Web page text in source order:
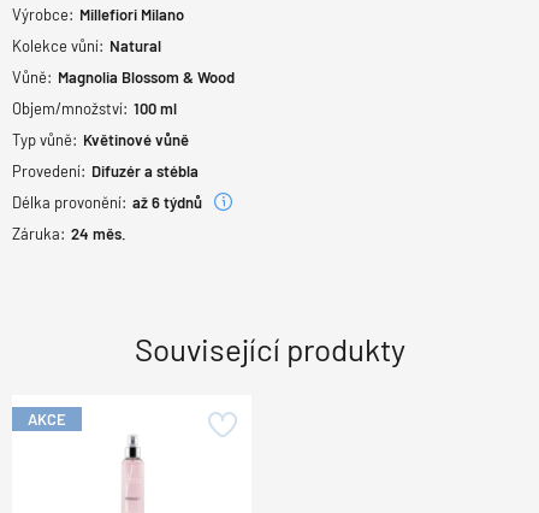
Výrobce: Millefiori Milano
Kolekce vůní: Natural
Vůně: Magnolia Blossom & Wood
Objem/množství: 100 ml
Typ vůně: Květinové vůně
Provedení: Difuzér a stébla
Délka provonění: až 6 týdnů
Záruka: 24 měs.
Související produkty
AKCE